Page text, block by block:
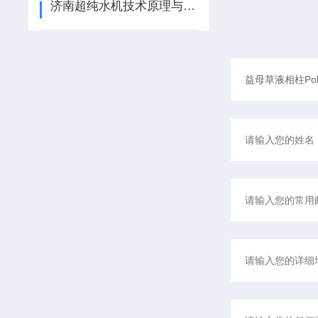
济南超纯水机技术原理与设备优点